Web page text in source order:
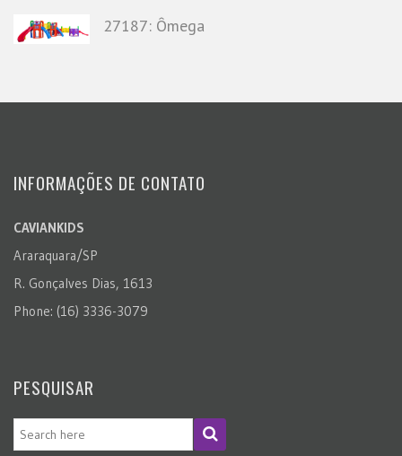
27187: Ômega
INFORMAÇÕES DE CONTATO
CAVIANKIDS
Araraquara/SP
R. Gonçalves Dias, 1613
Phone: (16) 3336-3079
PESQUISAR